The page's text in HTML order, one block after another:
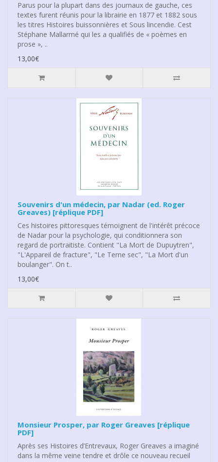
Parus pour la plupart dans des journaux de gauche, ces
textes furent réunis pour la librairie en 1877 et 1882 sous
les titres Histoires buissonnières et Sous lincendie. Cest
Stéphane Mallarmé qui les a qualifiés de « poèmes en
prose », ..
13,00€
Souvenirs d'un médecin, par Nadar (ed. Roger
Greaves) [réplique PDF]
Ces histoires pittoresques témoignent de l'intérêt précoce
de Nadar pour la psychologie, qui conditionnera son
regard de portraitiste. Contient "La Mort de Dupuytren",
"L'Appareil de fracture", "Le Terne sec", "La Mort d'un
boulanger". On t..
13,00€
Monsieur Prosper, par Roger Greaves [réplique
PDF]
Après ses Histoires d’Entrevaux, Roger Greaves a imaginé
dans la même veine tendre et drôle ce nouveau recueil